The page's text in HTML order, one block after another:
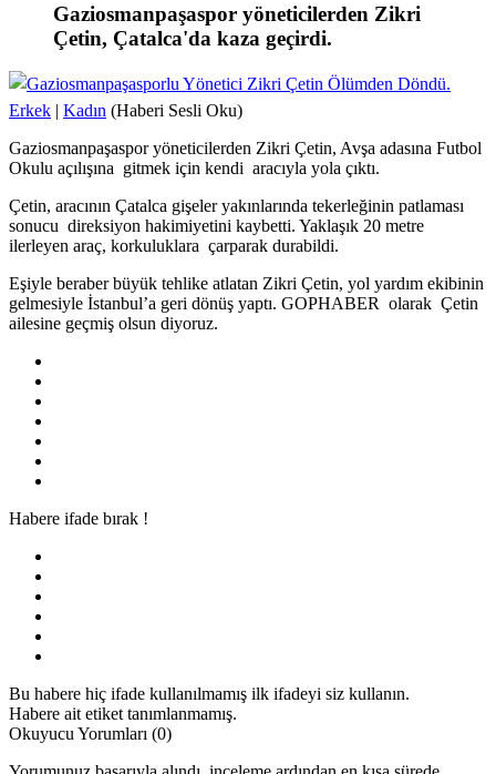
Gaziosmanpaşaspor yöneticilerden Zikri
Çetin, Çatalca'da kaza geçirdi.
Erkek | Kadın (Haberi Sesli Oku)
Gaziosmanpaşaspor yöneticilerden Zikri Çetin, Avşa adasına Futbol
Okulu açılışına gitmek için kendi aracıyla yola çıktı.
Çetin, aracının Çatalca gişeler yakınlarında tekerleğinin patlaması
sonucu direksiyon hakimiyetini kaybetti. Yaklaşık 20 metre
ilerleyen araç, korkuluklara çarparak durabildi.
Eşiyle beraber büyük tehlike atlatan Zikri Çetin, yol yardım ekibinin
gelmesiyle İstanbul’a geri dönüş yaptı. GOPHABER olarak Çetin
ailesine geçmiş olsun diyoruz.
Habere ifade bırak !
Bu habere hiç ifade kullanılmamış ilk ifadeyi siz kullanın.
Habere ait etiket tanımlanmamış.
Okuyucu Yorumları (0)